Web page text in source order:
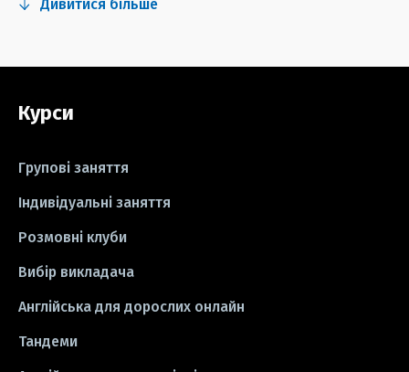
#grammar #writing #вправи
#пісні
#школа #ігри
#СV #резюме
#idioms
Дивитися більше
Курси
Групові заняття
Індивідуальні заняття
Розмовні клуби
Вибір викладача
Англійська для дорослих онлайн
Тандеми